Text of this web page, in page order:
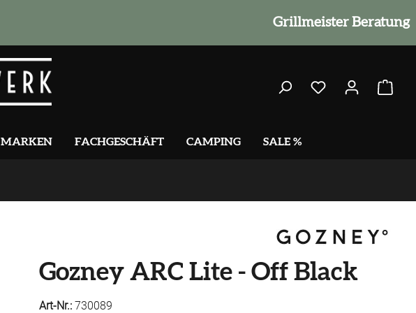
Grillmeister Beratung
MARKEN FACHGESCHÄFT CAMPING SALE %
Gozney ARC Lite - Off Black
Art-Nr.: 730089